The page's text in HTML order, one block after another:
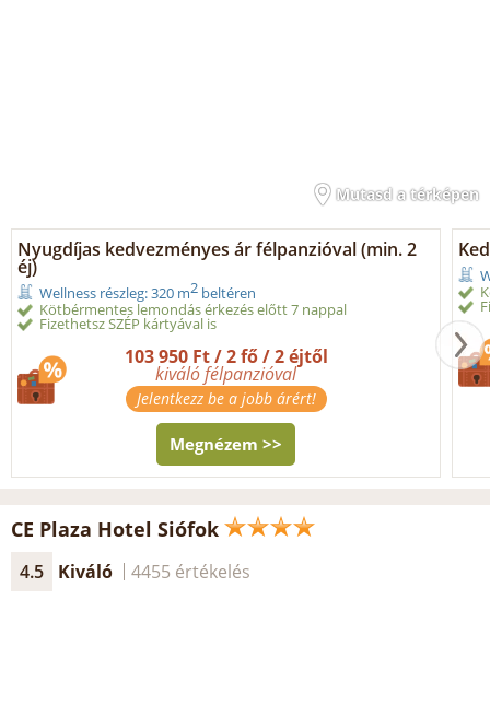
Mutasd a térképen
Nyugdíjas kedvezményes ár félpanzióval (min. 2
éj)
Wellness részleg: 320 m2 beltéren
Kötbérmentes lemondás érkezés előtt 7 nappal
Fizethetsz SZÉP kártyával is
103 950 Ft / 2 fő / 2 éjtől
kiváló félpanzióval
Jelentkezz be a jobb árért!
Megnézem >>
CE Plaza Hotel Siófok
4.5 Kiváló 4455 értékelés